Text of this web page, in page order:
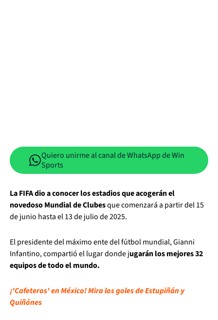
Quiero unirme al canal de WhatsApp de Win
Sports
La FIFA dio a conocer los estadios que acogerán el
novedoso Mundial de Clubesque comenzará a partir del 15
de junio hasta el 13 de julio de 2025.
El presidente del máximo ente del fútbol mundial, Gianni
Infantino, compartió el lugar donde jugarán los mejores 32
equipos de todo el mundo.
¡'Cafeteros' en México! Mira los goles de Estupiñán y
Quiñónes